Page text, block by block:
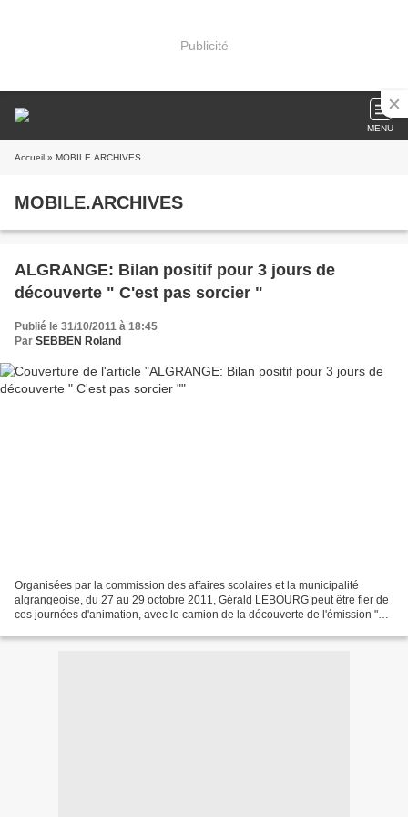
Publicité
MENU
Accueil » MOBILE.ARCHIVES
MOBILE.ARCHIVES
ALGRANGE: Bilan positif pour 3 jours de
découverte " C'est pas sorcier "
Publié le 31/10/2011 à 18:45
Par SEBBEN Roland
Organisées par la commission des affaires scolaires et la municipalité
algrangeoise, du 27 au 29 octobre 2011, Gérald LEBOURG peut être fier de
ces journées d'animation, avec le camion de la découverte de l'émission "